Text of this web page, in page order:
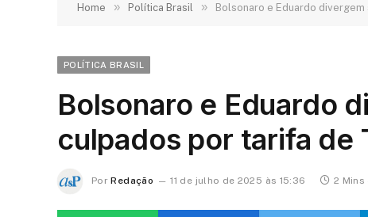
Home » Política Brasil » Bolsonaro e Eduardo
POLÍTICA BRASIL
Bolsonaro e Eduardo
culpados por tarifa de
Por Redação 11 de julho de 2025 às 15:36 2 Mins